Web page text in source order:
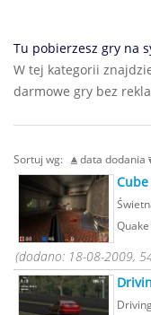
Tu pobierzesz gry na
W tej kategorii
darmowe gry bez
Sortuj wg: data dodania
Cube
(dodano: 18-08-2009,